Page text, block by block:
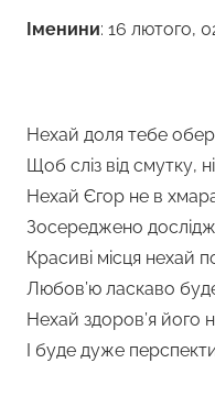
Іменини: 16 лютого,
Нехай доля тебе
Щоб сліз від смутку,
Нехай Єгор не в
Зосереджено
Красиві місця нехай
Любов’ю ласкаво
Нехай здоров’я його
І буде дуже